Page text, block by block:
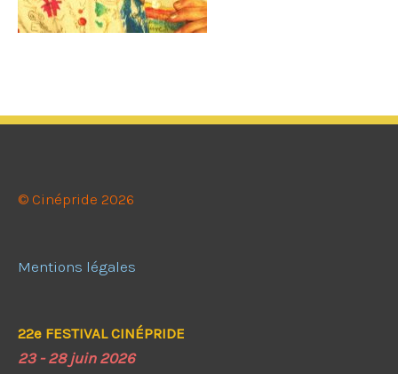
© Cinépride 2026
Mentions légales
22e FESTIVAL CINÉPRIDE
23 - 28 juin 2026